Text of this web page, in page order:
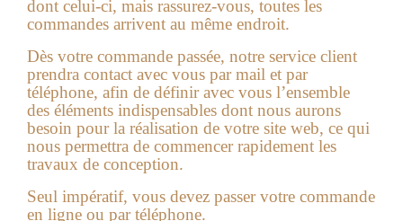
dont celui-ci, mais rassurez-vous, toutes les
commandes arrivent au même endroit.
Dès votre commande passée, notre service client
prendra contact avec vous par mail et par
téléphone, afin de définir avec vous l’ensemble
des éléments indispensables dont nous aurons
besoin pour la réalisation de votre site web, ce qui
nous permettra de commencer rapidement les
travaux de conception.
Seul impératif, vous devez passer votre commande
en ligne ou par téléphone.